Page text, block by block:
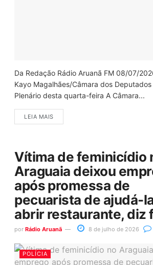
Da Redação Rádio Aruanã FM 08/07/
Kayo Magalhães/Câmara dos
Plenário desta quarta-feira A Câmara...
LEIA MAIS
Vítima de feminicídio
Araguaia deixou
após promessa de
pecuarista de ajudá-
abrir restaurante, diz
por Rádio Aruanã 8 de julho de 2026
POLÍCIA